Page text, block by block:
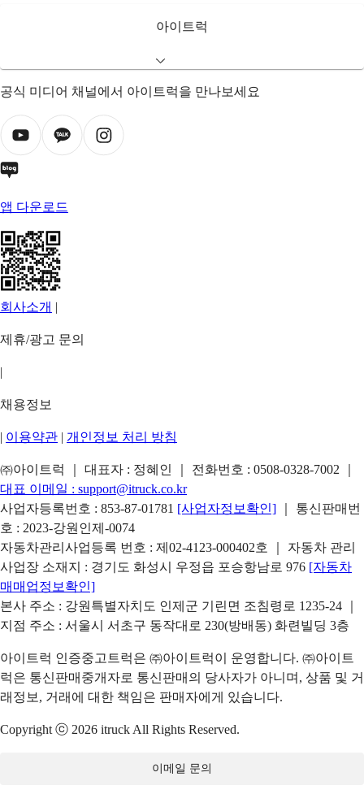
아이트럭
공식 미디어 채널에서 아이트럭을 만나보세요
앱 다운로드
회사소개 |
제휴/광고 문의
|
채용정보
| 이용약관 | 개인정보 처리 방침
㈜아이트럭 ｜ 대표자 : 정혜인 ｜ 전화번호 : 0508-0328-7002
대표 이메일 : support@itruck.co.kr
사업자등록번호 : 853-87-01781 [사업자정보확인]
｜ 통신판매번
호 : 2023-강원인제-0074
자동차관리사업등록 번호 : 제02-4123-000402호 ｜ 자동차 관리
사업장 소재지 : 경기도 화성시 우정읍 포승항남로 976 [자동차
매매업정보확인]
본사 주소 : 강원특별자치도 인제군 기린면 조침령로 1235-24 ｜
지점 주소 : 서울시 서초구 동작대로 230(방배동) 화련빌딩 3층
아이트럭 인증중고트럭은 ㈜아이트럭이 운영합니다. ㈜아이트
럭은 통신판매중개자로 통신판매의 당사자가 아니며, 상품 및 거
래정보, 거래에 대한 책임은 판매자에게 있습니다.
Copyright ⓒ 2026 itruck All Rights Reserved.
이메일 문의